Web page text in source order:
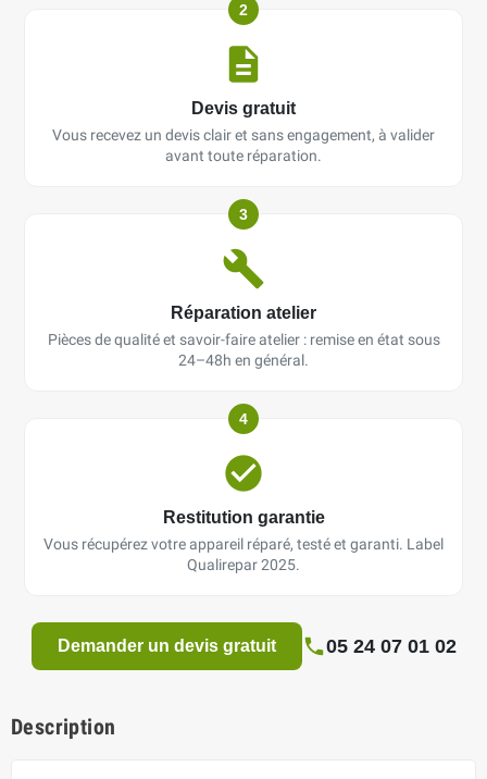
2
Devis gratuit
Vous recevez un devis clair et sans engagement, à valider
avant toute réparation.
3
Réparation atelier
Pièces de qualité et savoir-faire atelier : remise en état sous
24–48h en général.
4
Restitution garantie
Vous récupérez votre appareil réparé, testé et garanti. Label
Qualirepar 2025.
Demander un devis gratuit 05 24 07 01 02
Description